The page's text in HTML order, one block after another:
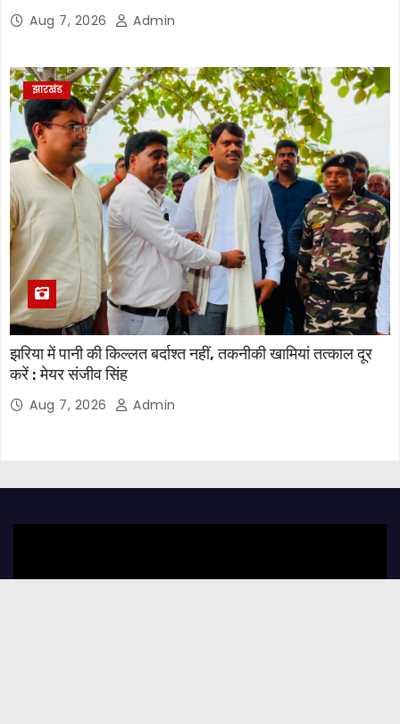
Aug 7, 2026 Admin
झारखंड
झरिया में पानी की किल्लत बर्दाश्त नहीं, तकनीकी खामियां तत्काल दूर
करें : मेयर संजीव सिंह
Aug 7, 2026 Admin